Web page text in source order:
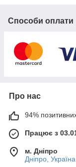
в
Выбор
Способи оплати
Про нас
94% позитивних
Працює з
м. Дніпро
Дніпро, Україна